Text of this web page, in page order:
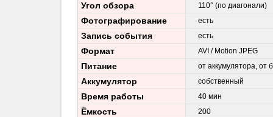
Угол обзора 110° (по диагонали)
Фотографирование есть
Запись события есть
Формат AVI / Motion JPEG
Питание от аккумулятора, от
Аккумулятор собственный
Время работы 40 мин
Ёмкость 200